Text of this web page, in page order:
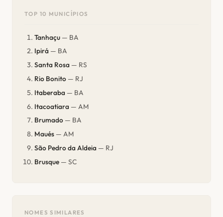
TOP 10 MUNICÍPIOS
Tanhaçu — BA
Ipirá — BA
Santa Rosa — RS
Rio Bonito — RJ
Itaberaba — BA
Itacoatiara — AM
Brumado — BA
Maués — AM
São Pedro da Aldeia — RJ
Brusque — SC
NOMES SIMILARES